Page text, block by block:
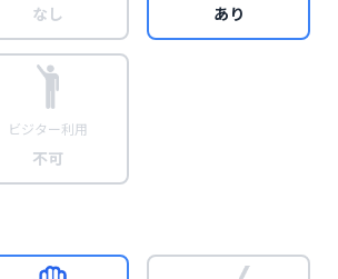
なし あり
ビジター利用
不可